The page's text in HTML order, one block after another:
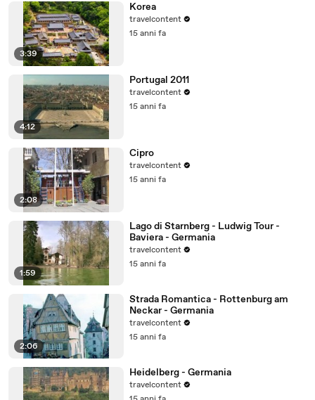
3:39
Korea
travelcontent
15 anni fa
4:12
Portugal 2011
travelcontent
15 anni fa
2:08
Cipro
travelcontent
15 anni fa
1:59
Lago di Starnberg - Ludwig Tour -
Baviera - Germania
travelcontent
15 anni fa
2:06
Strada Romantica - Rottenburg am
Neckar - Germania
travelcontent
15 anni fa
Heidelberg - Germania
travelcontent